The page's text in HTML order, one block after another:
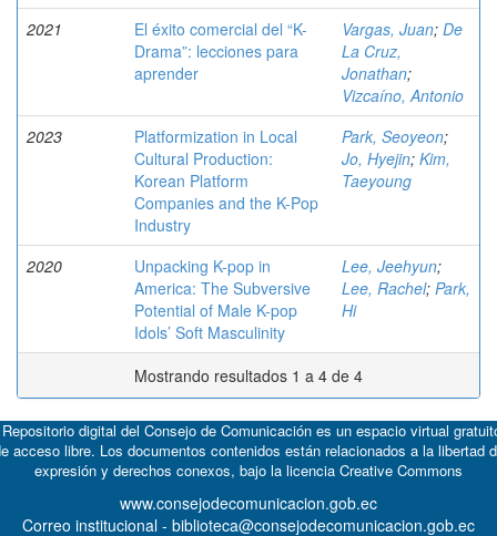
2021
El éxito comercial del “K-
Drama”: lecciones para
aprender
Vargas, Juan; De
La Cruz,
Jonathan;
Vizcaíno, Antonio
2023
Platformization in Local
Cultural Production:
Korean Platform
Companies and the K-Pop
Industry
Park, Seoyeon;
Jo, Hyejin; Kim,
Taeyoung
2020
Unpacking K-pop in
America: The Subversive
Potential of Male K-pop
Idols’ Soft Masculinity
Lee, Jeehyun;
Lee, Rachel; Park,
Hi
Mostrando resultados 1 a 4 de 4
digital del Consejo de Comunicación es un espacio virtual
acceso libre. Los documentos contenidos están relacionados a la libertad
expresión y derechos conexos, bajo la licencia Creative Commons
www.consejodecomunicacion.gob.ec
Correo institucional - biblioteca@consejodecomunicacion.gob.ec